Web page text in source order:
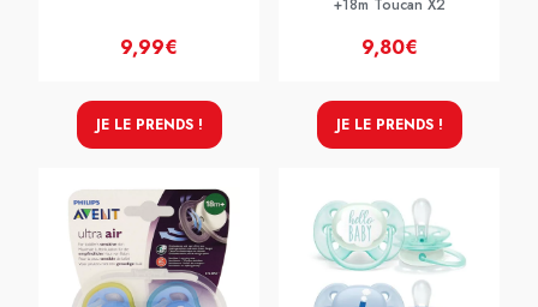
9,99€
JE LE PRENDS !
+18m Toucan X2
9,80€
JE LE PRENDS !